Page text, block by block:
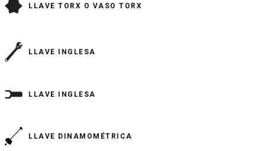
LLAVE TORX O VASO TORX
LLAVE INGLESA
LLAVE INGLESA
LLAVE DINAMOMÉTRICA